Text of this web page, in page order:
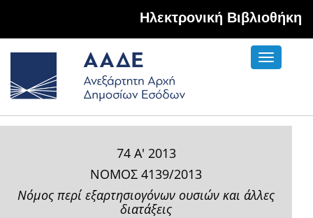
Hλεκτρονική Βιβλιοθήκη
Toggle
74 Α' 2013
ΝΟΜΟΣ 4139/2013
Νόμος περί εξαρτησιογόνων ουσιών και άλλες
διατάξεις